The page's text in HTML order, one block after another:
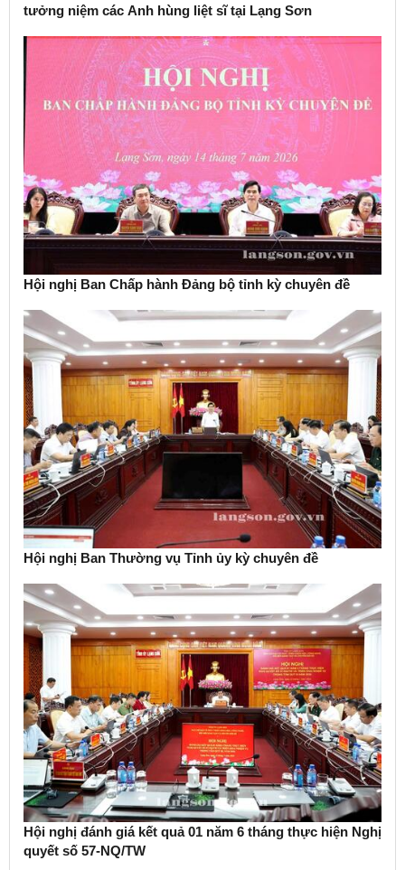
tưởng niệm các Anh hùng liệt sĩ tại Lạng Sơn
Hội nghị Ban Chấp hành Đảng bộ tỉnh kỳ chuyên đề
Hội nghị Ban Thường vụ Tỉnh ủy kỳ chuyên đề
Hội nghị đánh giá kết quả 01 năm 6 tháng thực hiện Nghị
quyết số 57-NQ/TW